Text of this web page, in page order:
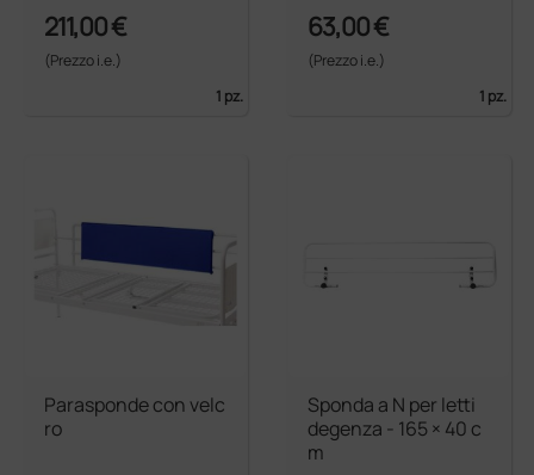
211,00 €
(Prezzo i.e.)
1 pz.
63,00 €
(Prezzo i.e.)
1 pz.
Parasponde con velc
ro
Sponda a N per letti
degenza - 165 × 40 c
m